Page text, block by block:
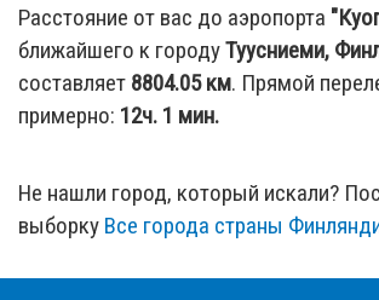
Расстояние от вас до аэропорта
ближайшего к городуТуусниеми,
составляет 8804.05км. Прямой
примерно: 12ч. 1 мин.
Не нашли город, который искали?
выборку Все города страны